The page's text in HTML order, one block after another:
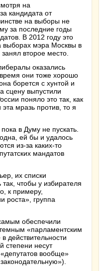
на
кандидата от
на выборы не
за последние годы
В 2012 году это
выборах мэра Москвы в
второе место.
оказались
время они тоже хорошо
борется с хунтой и
сцену выпустили
поняло это так, как
мразь против, то я
в Думу не пускать.
ей бы и удалось
из-за каких-то
мандатов
их списки
чтобы у избирателя
к примеру,
роста», группа
обеспечили
«парламентским
действительности
степени несут
«депутатов вообще»